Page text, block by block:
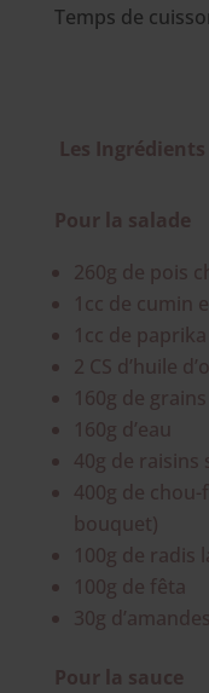
Temps de
Les Ingrédients
Pour la salade
260g de pois
1cc de cumin
1cc de
2 CS d’huile
160g de
160g d’eau
40g de raisins
400g de
bouquet)
100g de radis
100g de fêta
30g
Pour la sauce